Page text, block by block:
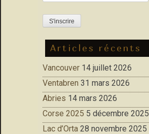
Articles récents
Vancouver 14 juillet 2026
Ventabren 31 mars 2026
Abries 14 mars 2026
Corse 2025 5 décembre 2025
Lac d’Orta 28 novembre 2025